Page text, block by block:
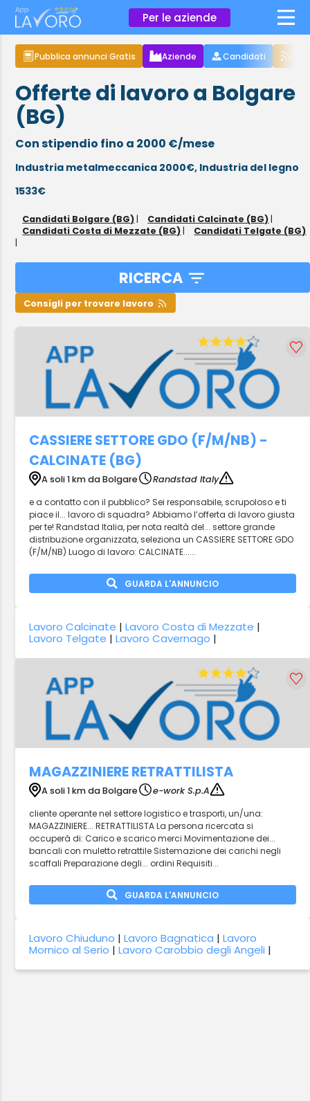
Per le aziende ×
Pubblica annunci Gratis Aziende Candidati
Offerte di lavoro a Bolgare
(BG)
Con stipendio fino a 2000 €/mese
Industria metalmeccanica 2000€, Industria del legno
1533€
Candidati Bolgare (BG) | Candidati Calcinate (BG) |
Candidati Costa di Mezzate (BG) |
Candidati Telgate (BG)
|
RICERCA
Consigli per trovare lavoro
CASSIERE SETTORE GDO (F/M/NB) -
CALCINATE (BG)
A soli 1 km da Bolgare
Randstad Italy
e a contatto con il pubblico? Sei responsabile, scrupoloso e ti
piace il... lavoro di squadra? Abbiamo l’offerta di lavoro giusta
per te! Randstad Italia, per nota realtà del... settore grande
distribuzione organizzata, seleziona un CASSIERE SETTORE GDO
(F/M/NB) Luogo di lavoro: CALCINATE......
GUARDA L'ANNUNCIO
Lavoro Calcinate |Lavoro Costa di Mezzate |
Lavoro Telgate |Lavoro Cavernago |
MAGAZZINIERE RETRATTILISTA
A soli 1 km da Bolgare
e-work S.p.A
cliente operante nel settore logistico e trasporti, un/una:
MAGAZZINIERE... RETRATTILISTA La persona ricercata si
occuperà di: Carico e scarico merci Movimentazione dei...
bancali con muletto retrattile Sistemazione dei carichi negli
scaffali Preparazione degli... ordini Requisiti...
GUARDA L'ANNUNCIO
Lavoro Chiuduno |Lavoro Bagnatica |Lavoro
Mornico al Serio |Lavoro Carobbio degli Angeli |